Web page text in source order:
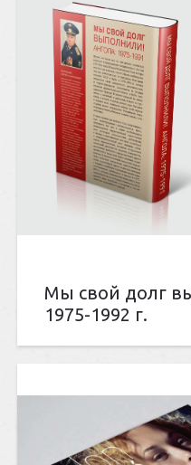
Мы свой долг
1975-1992 г.